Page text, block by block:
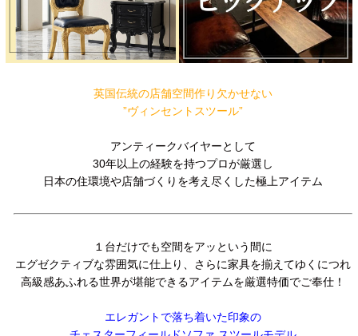
英国伝統の店舗空間作り欠かせない
”ヴィンセントスツール”
アンティークバイヤーとして
30年以上の経験を持つプロが厳選し
日本の住環境や店舗づくりを考え尽くした極上アイテム
１台だけでも空間をアッという間に
エグゼクティブな雰囲気に仕上り、さらに家具を揃えてゆくにつれ
高級感あふれる世界が堪能できるアイテムを厳選特価でご奉仕！
エレガントで落ち着いた印象の